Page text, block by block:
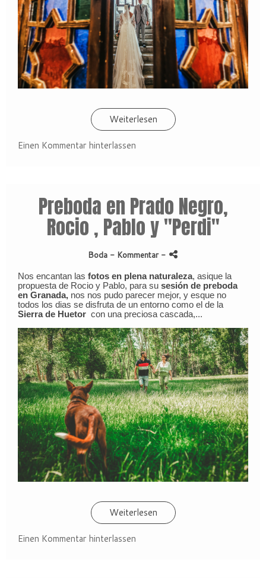
Weiterlesen
Einen Kommentar hinterlassen
Preboda en Prado Negro,
Rocio , Pablo y "Perdi"
Boda - Kommentar -
Nos encantan las fotos en plena naturaleza, asique la
propuesta de Rocio y Pablo, para su sesión de preboda
en Granada, nos nos pudo parecer mejor, y esque no
todos los dias se disfruta de un entorno como el de la
Sierra de Huetor con una preciosa cascada,...
Weiterlesen
Einen Kommentar hinterlassen